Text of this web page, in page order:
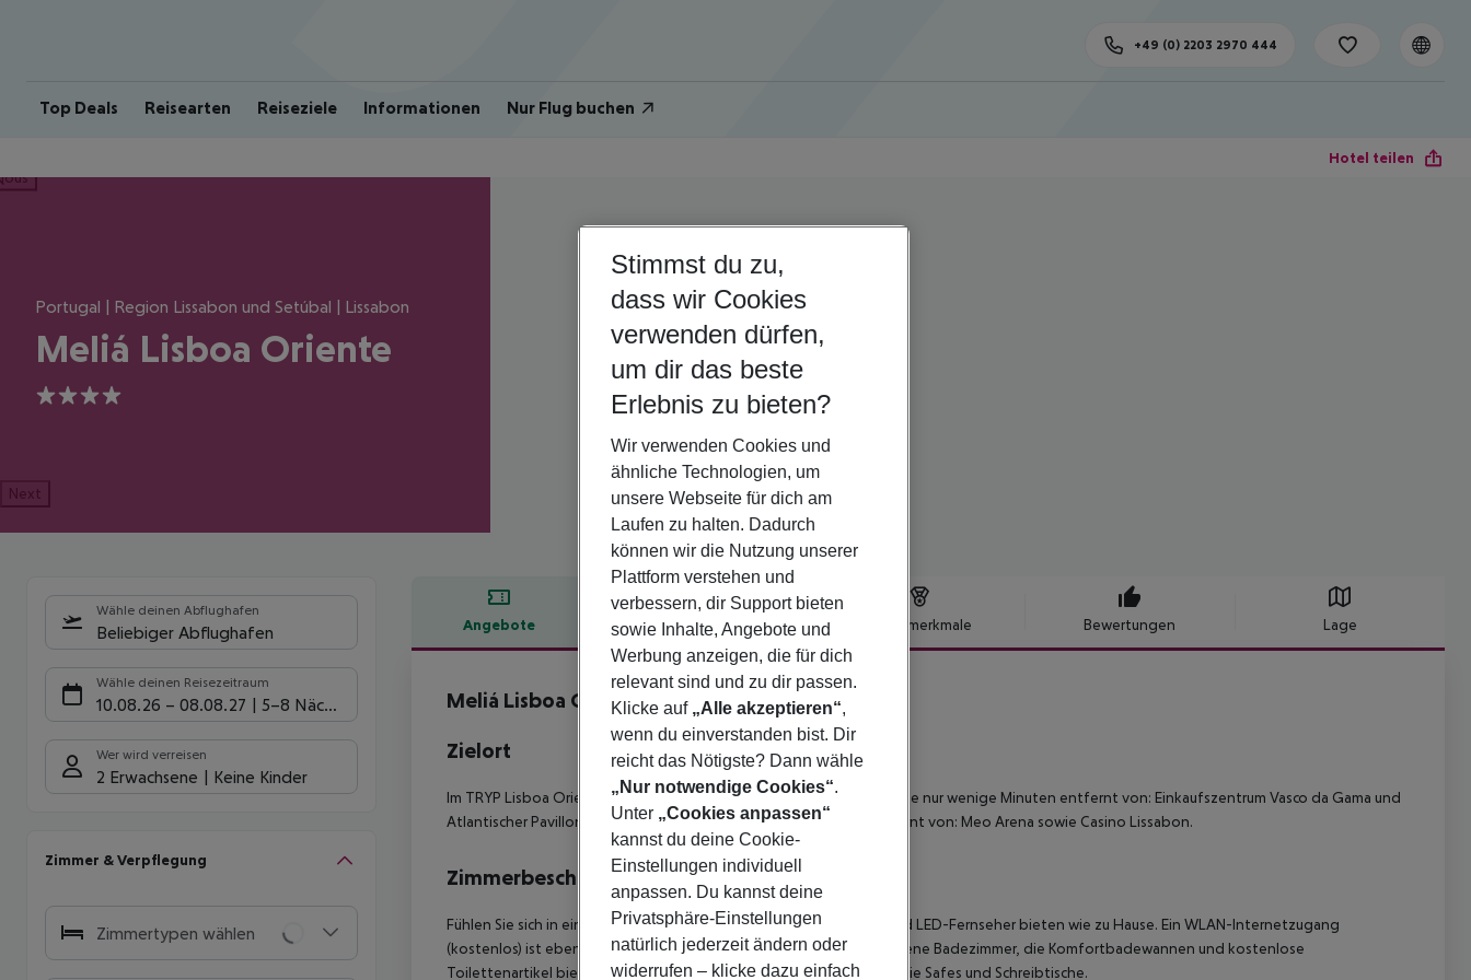
Top Deals Reisearten Reiseziele Informationen Nur Flug buchen
+49 (0) 2203 2970 444
Hotel teilen
Portugal | Region Lissabon und Setúbal | Lissabon
Meliá Lisboa Oriente
4
Next
Wähle deinen Abflughafen
Beliebiger Abflughafen
Wähle deinen Reisezeitraum
10.08.26 – 08.08.27 5-8 Nächte
Wer wird verreisen
2 Erwachsene Keine Kinder
Zimmer & Verpflegung
Zimmertypen wählen
Angebote Hotelbeschreibung Hotelmerkmale Bewertungen Lage
Hotelbeschreibung
Meliá Lisboa Oriente
Zielort
Im TRYP Lisboa Oriente Hotel in Lissabon (Parque das Nações) sind Sie nur wenige Minuten entfernt von: Einkaufszentrum Vasco da Gama und
Atlantischer Pavillon. Dieses Hotel mit 4 Sternen ist nicht weit entfernt von: Meo Arena sowie Casino Lissabon.
Zimmerbeschreibung
Fühlen Sie sich in einem der 207 klimatisierten Zimmer mit Minibar und LED-Fernseher bieten wie zu Hause. Ein WLAN-Internetzugang
(kostenlos) ist ebenso verfügbar wie Satellitenempfang. Es gibt eigene Badezimmer, die Komfortbadewannen und kostenlose
Toilettenartikel bieten. Zur Austattung gehören Telefone ebenso wie Safes und Schreibtische.
Stimmst du zu,
dass wir Cookies
verwenden dürfen,
um dir das beste
Erlebnis zu bieten?
Wir verwenden Cookies und
ähnliche Technologien, um
unsere Webseite für dich am
Laufen zu halten. Dadurch
können wir die Nutzung unserer
Plattform verstehen und
verbessern, dir Support bieten
sowie Inhalte, Angebote und
Werbung anzeigen, die für dich
relevant sind und zu dir passen.
Klicke auf „Alle akzeptieren“,
wenn du einverstanden bist. Dir
reicht das Nötigste? Dann wähle
„Nur notwendige Cookies“.
Unter „Cookies anpassen“
kannst du deine Cookie-
Einstellungen individuell
anpassen. Du kannst deine
Privatsphäre-Einstellungen
natürlich jederzeit ändern oder
widerrufen – klicke dazu einfach